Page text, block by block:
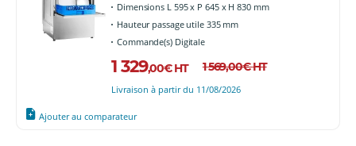
Dimensions L 595 x P 645 x H 830 mm
Hauteur passage utile 335 mm
Commande(s) Digitale
1 329,00€ HT 1 569,00€HT
Livraison à partir du 11/08/2026
Ajouter au comparateur